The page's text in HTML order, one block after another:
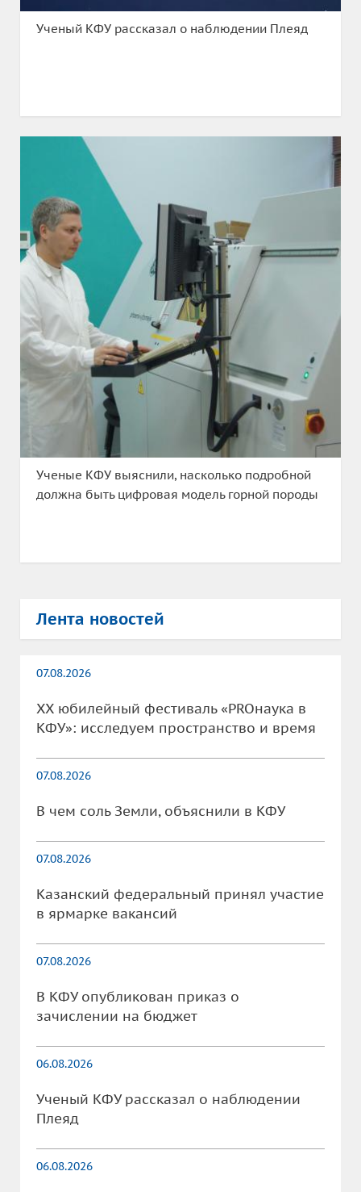
Ученый КФУ рассказал о наблюдении Плеяд
Ученые КФУ выяснили, насколько подробной
должна быть цифровая модель горной породы
Лента новостей
07.08.2026
XX юбилейный фестиваль «PROнаука в
КФУ»: исследуем пространство и время
07.08.2026
В чем соль Земли, объяснили в КФУ
07.08.2026
Казанский федеральный принял участие
в ярмарке вакансий
07.08.2026
В КФУ опубликован приказ о
зачислении на бюджет
06.08.2026
Ученый КФУ рассказал о наблюдении
Плеяд
06.08.2026